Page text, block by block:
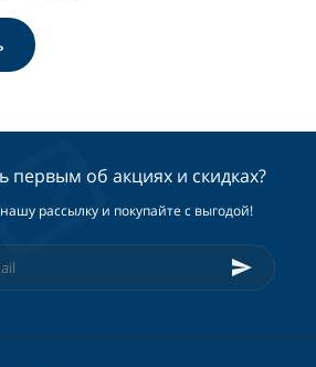
первым об акциях и скидках?
рассылку и покупайте с выгодой!